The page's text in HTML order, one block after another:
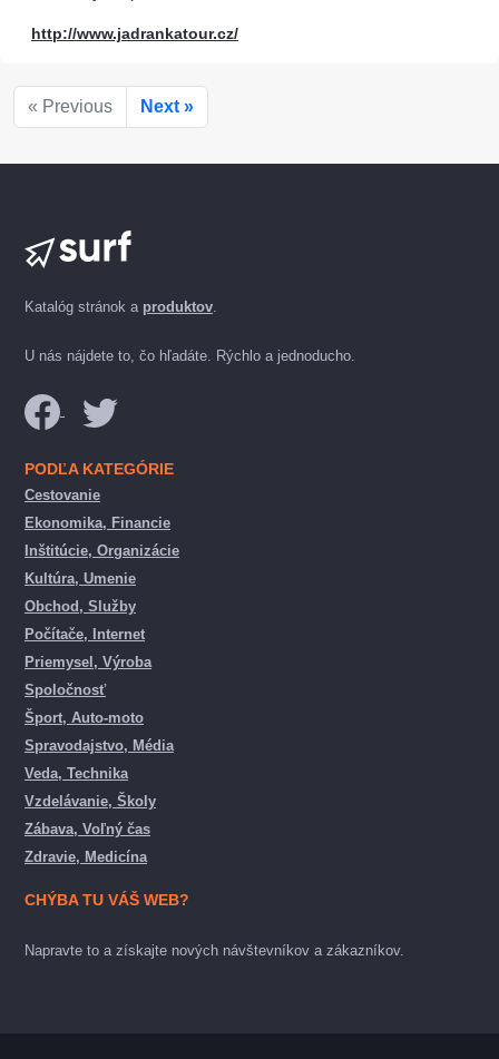
http://www.jadrankatour.cz/
« Previous Next »
Katalóg stránok a produktov.
U nás nájdete to, čo hľadáte. Rýchlo a jednoducho.
PODĽA KATEGÓRIE
Cestovanie
Ekonomika, Financie
Inštitúcie, Organizácie
Kultúra, Umenie
Obchod, Služby
Počítače, Internet
Priemysel, Výroba
Spoločnosť
Šport, Auto-moto
Spravodajstvo, Média
Veda, Technika
Vzdelávanie, Školy
Zábava, Voľný čas
Zdravie, Medicína
CHÝBA TU VÁŠ WEB?
Napravte to a získajte nových návštevníkov a zákazníkov.